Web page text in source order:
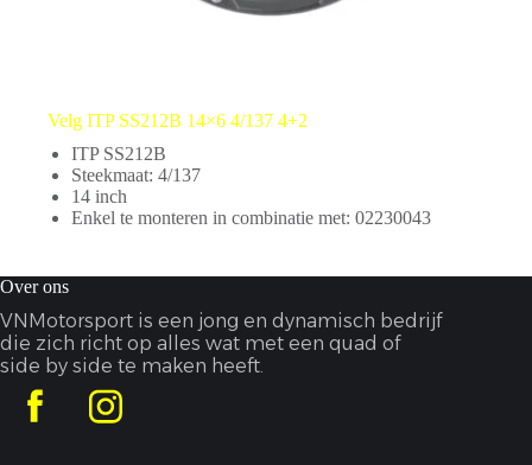
Velg ITP SS212B 14×6 4/137 4+2
ITP SS212B
Steekmaat: 4/137
14 inch
Enkel te monteren in combinatie met: 02230043
Over ons
VNMotorsport is een jong en dynamisch bedrijf
die zich richt op alles wat met een quad of
side by side te maken heeft.